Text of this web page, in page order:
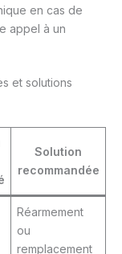
en cas de
appel à un
et solutions
Solution
recommandée
Réarmement
ou
remplacement